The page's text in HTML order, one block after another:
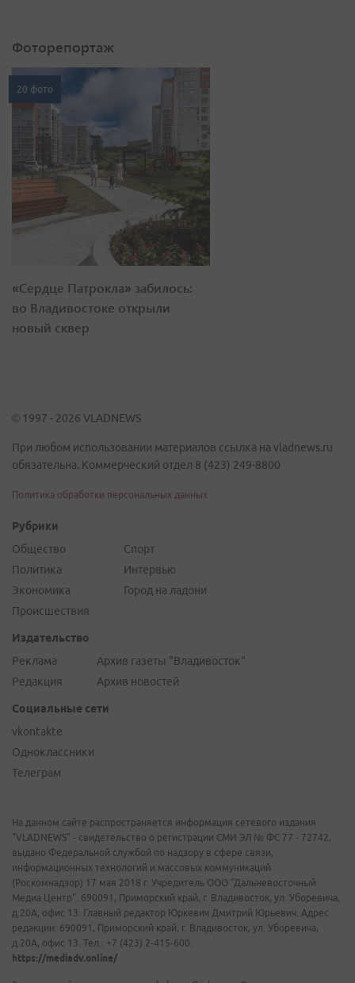
Фоторепортаж
20 фото
«Сердце Патрокла» забилось:
во Владивостоке открыли
новый сквер
© 1997 - 2026 VLADNEWS
При любом использовании материалов ссылка на vladnews.ru
обязательна. Коммерческий отдел 8 (423) 249-8800
Политика обработки персональных данных
Рубрики
Общество
Политика
Экономика
Происшествия
Спорт
Интервью
Город на ладони
Издательство
Реклама
Редакция
Архив газеты "Владивосток"
Архив новостей
Социальные сети
vkontakte
Одноклассники
Телеграм
На данном сайте распространяется информация сетевого издания
"VLADNEWS" - свидетельство о регистрации СМИ ЭЛ № ФС 77 - 72742,
выдано Федеральной службой по надзору в сфере связи,
информационных технологий и массовых коммуникаций
(Роскомнадзор) 17 мая 2018 г. Учредитель ООО "Дальневосточный
Медиа Центр". 690091, Приморский край, г. Владивосток, ул. Уборевича,
д.20А, офис 13. Главный редактор Юркевич Дмитрий Юрьевич. Адрес
редакции: 690091, Приморский край, г. Владивосток, ул. Уборевича,
д.20А, офис 13. Тел.: +7 (423) 2-415-600.
https://mediadv.online/